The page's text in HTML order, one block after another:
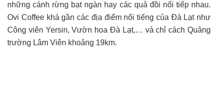
những cánh rừng bạt ngàn hay các quả đồi nối tiếp nhau.
Ovi Coffee khá gần các địa điểm nổi tiếng của Đà Lạt như
Công viên Yersin, Vườn hoa Đà Lạt,… và chỉ cách Quảng
trường Lâm Viên khoảng 19km.